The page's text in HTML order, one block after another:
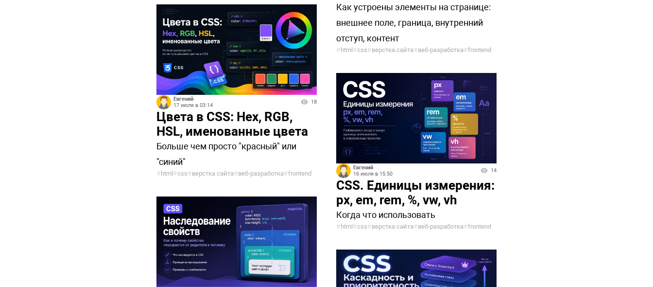
Как устроены элементы на странице:
внешнее поле, граница, внутренний
отступ, контент
#html#css#верстка сайта#веб-разработка#frontend
Евгений
17 июля в 03:14
18
Цвета в CSS: Hex, RGB,
HSL, именованные цвета
Больше чем просто "красный" или
"синий"
#html#css#верстка сайта#веб-разработка#frontend
Евгений
16 июля в 15:50
14
CSS. Единицы измерения:
px, em, rem, %, vw, vh
Когда что использовать
#html#css#верстка сайта#веб-разработка#frontend